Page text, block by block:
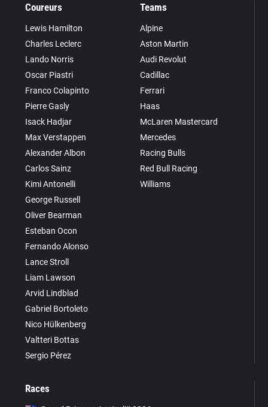
Coureurs
Lewis Hamilton
Charles Leclerc
Lando Norris
Oscar Piastri
Franco Colapinto
Pierre Gasly
Isack Hadjar
Max Verstappen
Alexander Albon
Carlos Sainz
Kimi Antonelli
George Russell
Oliver Bearman
Esteban Ocon
Fernando Alonso
Lance Stroll
Liam Lawson
Arvid Lindblad
Gabriel Bortoleto
Nico Hülkenberg
Valtteri Bottas
Sergio Pérez
Teams
Alpine
Aston Martin
Audi Revolut
Cadillac
Ferrari
Haas
McLaren Mastercard
Mercedes
Racing Bulls
Red Bull Racing
Williams
Races